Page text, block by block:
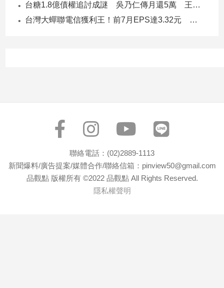
／
電
台糖1.8億債權追討成謎 吳乃仁傳月還5萬 王鴻薇轟：要還到379歲
台灣大蟬聯電信獲利王！前7月EPS達3.32元 中華電3.11、遠傳2.46元
聯絡電話：(02)2889-1113
新聞爆料/廣告提案/媒體合作/聯絡信箱：pinview50@gmail.com
品觀點 版權所有 ©2022 品觀點 All Rights Reserved.
隱私權聲明